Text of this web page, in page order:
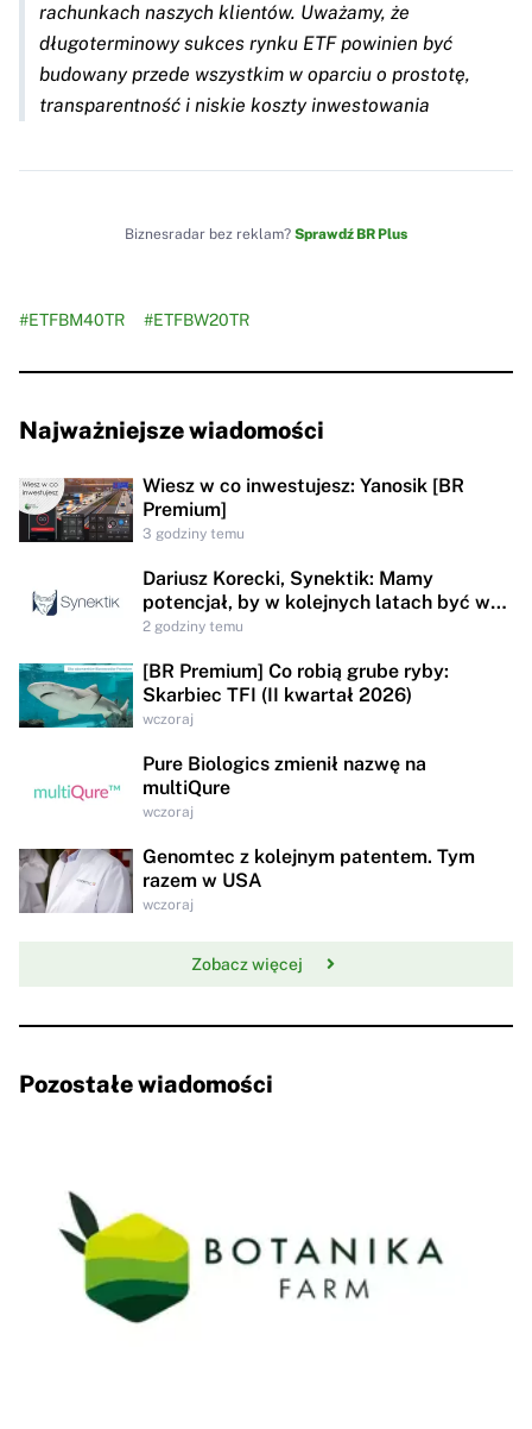
rachunkach naszych klientów. Uważamy, że
długoterminowy sukces rynku ETF powinien być
budowany przede wszystkim w oparciu o prostotę,
transparentność i niskie koszty inwestowania
Biznesradar bez reklam? Sprawdź BR Plus
#ETFBM40TR #ETFBW20TR
Najważniejsze wiadomości
Wiesz w co inwestujesz: Yanosik [BR
Premium]
3 godziny temu
Dariusz Korecki, Synektik: Mamy
potencjał, by w kolejnych latach być w
awangardzie rewolucji technologicznej
2 godziny temu
[BR Premium] Co robią grube ryby:
Skarbiec TFI (II kwartał 2026)
wczoraj
Pure Biologics zmienił nazwę na
multiQure
wczoraj
Genomtec z kolejnym patentem. Tym
razem w USA
wczoraj
Zobacz więcej
Pozostałe wiadomości